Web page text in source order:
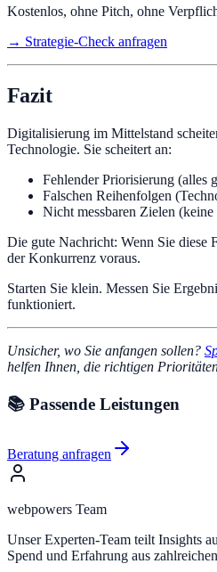
Kostenlos, ohne Pitch, ohne
→ Strategie-Check anfragen
Fazit
Digitalisierung im Mittelstand
Technologie. Sie scheitert an:
Fehlender Priorisierung (alles
Falschen Reihenfolgen
Nicht messbaren Zielen
Die gute Nachricht: Wenn Sie diese
der Konkurrenz voraus.
Starten Sie klein. Messen Sie
funktioniert.
Unsicher, wo Sie anfangen sollen?
helfen Ihnen, die richtigen
📚 Passende Leistungen
Beratung anfragen
webpowers Team
Unser Experten-Team teilt Insights
Spend und Erfahrung aus